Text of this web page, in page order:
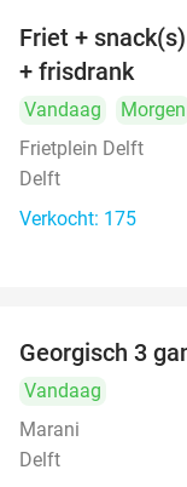
Friet +
+ frisdrank
Vandaag Morgen
Frietplein Delft
Delft
Verkocht: 175
Georgisch 3
Vandaag
Marani
Delft